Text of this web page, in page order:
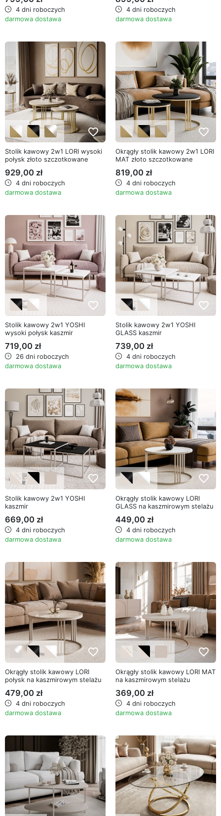
4 dni roboczych
darmowa dostawa
4 dni roboczych
darmowa dostawa
favorite_border
Stolik kawowy 2w1 LORI wysoki
połysk złoto szczotkowane
929,00 zł
4 dni roboczych
darmowa dostawa
favorite_border
Okrągły stolik kawowy 2w1 LORI
MAT złoto szczotkowane
819,00 zł
4 dni roboczych
darmowa dostawa
favorite_border
Stolik kawowy 2w1 YOSHI
wysoki połysk kaszmir
719,00 zł
26 dni roboczych
darmowa dostawa
favorite_border
Stolik kawowy 2w1 YOSHI
GLASS kaszmir
739,00 zł
4 dni roboczych
darmowa dostawa
favorite_border
Stolik kawowy 2w1 YOSHI
kaszmir
669,00 zł
4 dni roboczych
darmowa dostawa
favorite_border
Okrągły stolik kawowy LORI
GLASS na kaszmirowym stelażu
449,00 zł
4 dni roboczych
darmowa dostawa
favorite_border
Okrągły stolik kawowy LORI
połysk na kaszmirowym stelażu
479,00 zł
4 dni roboczych
darmowa dostawa
favorite_border
Okrągły stolik kawowy LORI MAT
na kaszmirowym stelażu
369,00 zł
4 dni roboczych
darmowa dostawa